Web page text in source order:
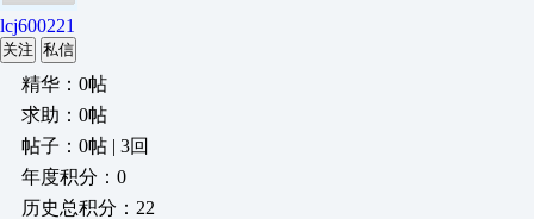
lcj600221
关注 私信
精华：0帖
求助：0帖
帖子：0帖 | 3回
年度积分：0
历史总积分：22